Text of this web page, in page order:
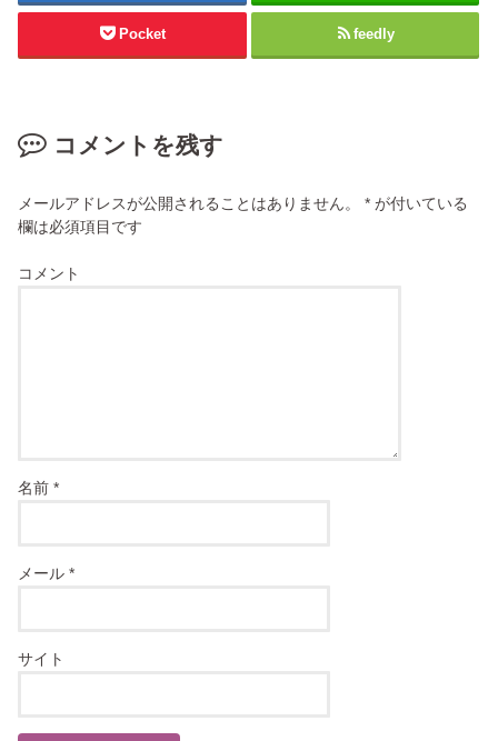
Pocket feedly
コメントを残す
メールアドレスが公開されることはありません。 * が付いている
欄は必須項目です
コメント
名前*
メール*
サイト